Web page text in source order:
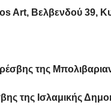
Art, Βελβενδού 39,
της
της Ισλαμικής